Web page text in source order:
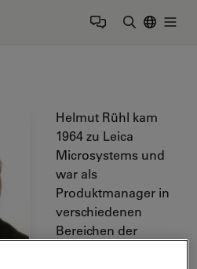
Helmut Rühl kam
1964 zu Leica
Microsystems und
war als
Produktmanager in
verschiedenen
Bereichen der